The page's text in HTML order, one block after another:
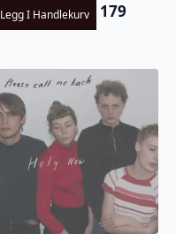
Legg I Handlekurv 179